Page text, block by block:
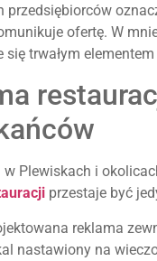
przedsiębiorców
ofertę. W
się trwałym
w Plewiskach i
przestaje być
reklama
nastawiony na